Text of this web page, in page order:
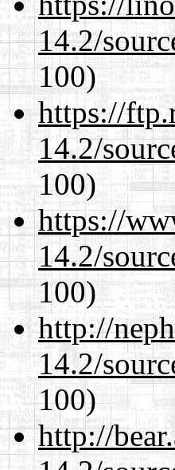
14.2/
100)
https://
14.2/
100)
https://
14.2/
100)
http://
14.2/
100)
http://